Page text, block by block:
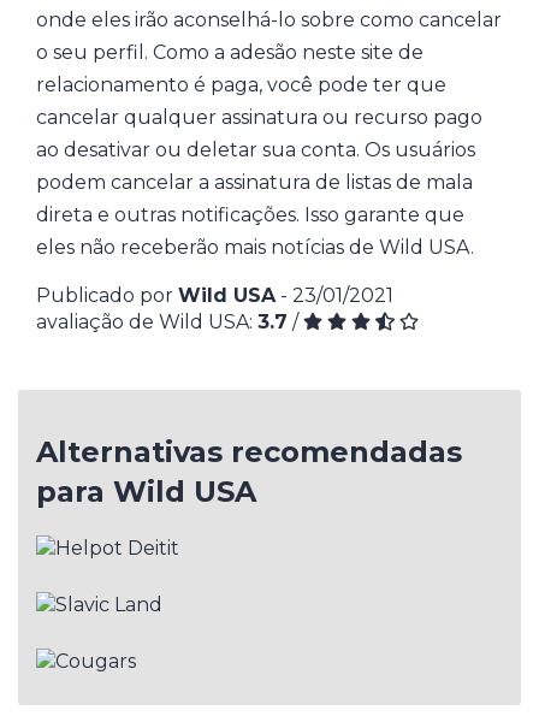
onde eles irão aconselhá-lo sobre como cancelar
o seu perfil. Como a adesão neste site de
relacionamento é paga, você pode ter que
cancelar qualquer assinatura ou recurso pago
ao desativar ou deletar sua conta. Os usuários
podem cancelar a assinatura de listas de mala
direta e outras notificações. Isso garante que
eles não receberão mais notícias de Wild USA.
Publicado por Wild USA - 23/01/2021
avaliação de Wild USA: 3.7 /
Alternativas recomendadas
para Wild USA